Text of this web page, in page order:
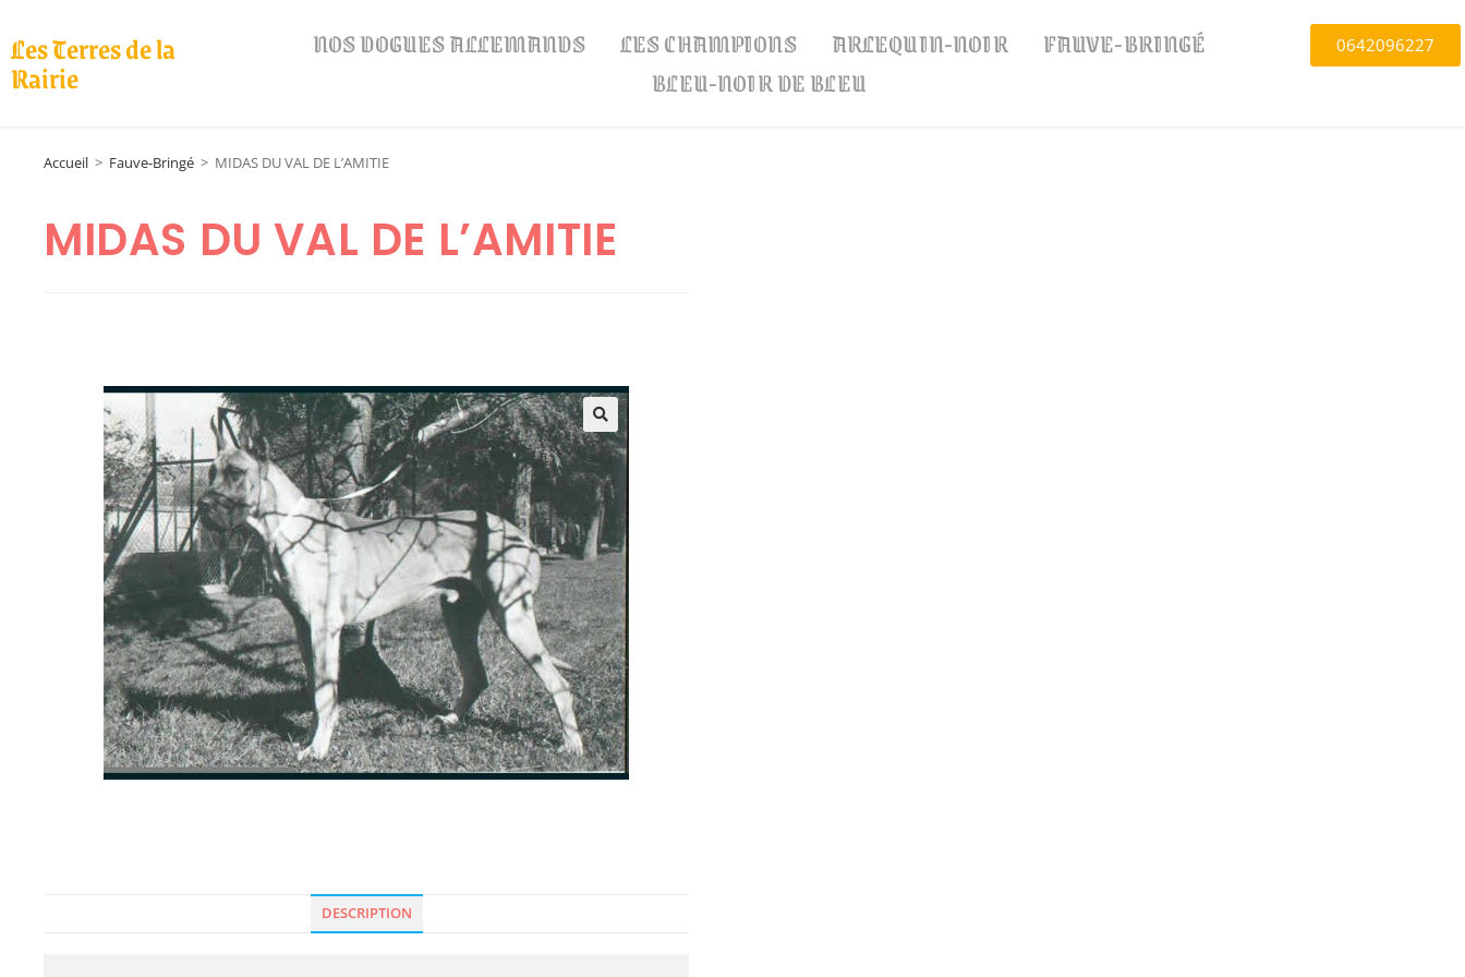
Les Terres de la
Rairie
NOS DOGUES ALLEMANDS LES CHAMPIONS ARLEQUIN-NOIR
FAUVE-BRINGÉ
BLEU-NOIR DE BLEU
0642096227
Accueil > Fauve-Bringé > MIDAS DU VAL DE L’AMITIE
MIDAS DU VAL DE L’AMITIE
🔍
DESCRIPTION